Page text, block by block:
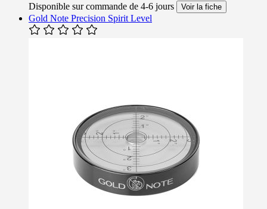
Disponible sur commande de 4-6 jours Voir la fiche
Gold Note Precision Spirit Level